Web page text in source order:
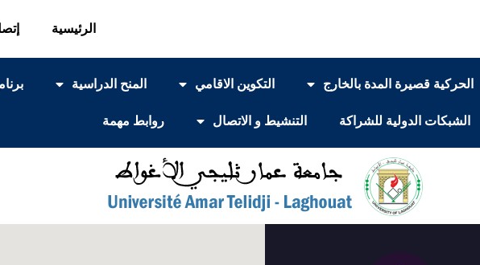
الرئيسية
الحركية قصيرة المدة بالخارج التكوين الاقامي المنح الدراسية
الشبكات الدولية للشراكة التنشيط و الاتصال روابط مهمة